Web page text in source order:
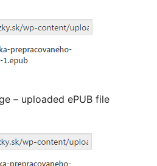
– uploaded ePUB file